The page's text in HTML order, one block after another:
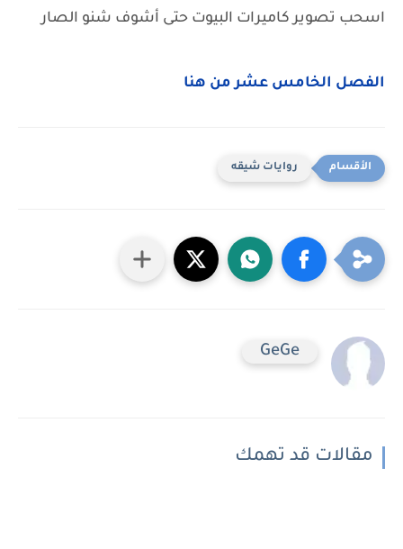
اسحب تصوير كاميرات البيوت حتى أشوف شنو الصار
الفصل الخامس عشر من هنا
روايات شيقه
GeGe
مقالات قد تهمك